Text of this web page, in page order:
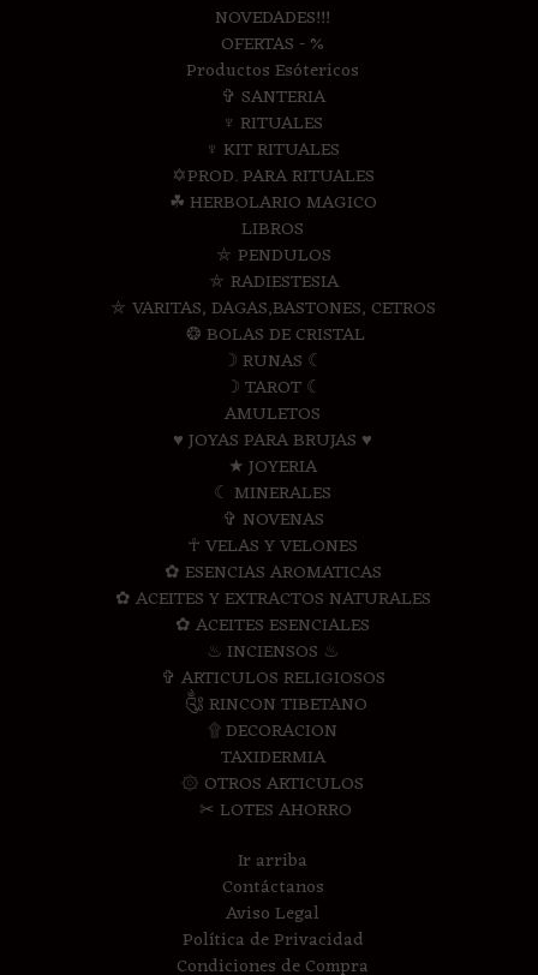
NOVEDADES!!!
OFERTAS - %
Productos Esótericos
✞ SANTERIA
♆ RITUALES
♆ KIT RITUALES
✡PROD. PARA RITUALES
☘ HERBOLARIO MAGICO
LIBROS
⛤ PENDULOS
⛤ RADIESTESIA
⛤ VARITAS, DAGAS,BASTONES, CETROS
❂ BOLAS DE CRISTAL
☽ RUNAS ☾
☽ TAROT ☾
AMULETOS
♥ JOYAS PARA BRUJAS ♥
★ JOYERIA
☾ MINERALES
✞ NOVENAS
☥ VELAS Y VELONES
✿ ESENCIAS AROMATICAS
✿ ACEITES Y EXTRACTOS NATURALES
✿ ACEITES ESENCIALES
♨ INCIENSOS ♨
✞ ARTICULOS RELIGIOSOS
༃ RINCON TIBETANO
۩ DECORACION
TAXIDERMIA
۞ OTROS ARTICULOS
✂ LOTES AHORRO
Ir arriba
Contáctanos
Aviso Legal
Política de Privacidad
Condiciones de Compra